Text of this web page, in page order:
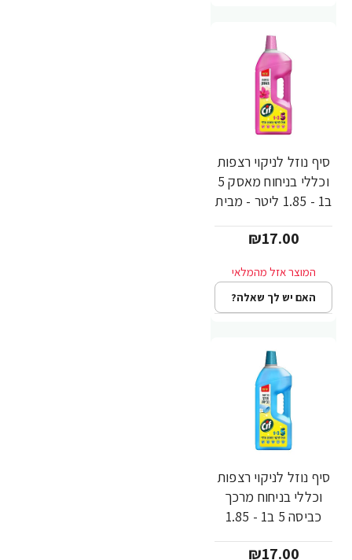
סיף נוזל לניקוי רצפות
וכללי בניחוח מאסק 5
ב1 - 1.85 ליטר - מבית
₪17.00
האם יש לך שאלה?
סיף נוזל לניקוי רצפות
וכללי בניחוח מרכך
כביסה 5 ב1 - 1.85
₪17.00